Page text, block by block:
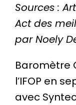
Sources :
Act des
par Noely
Baromètre
l’IFOP en
avec